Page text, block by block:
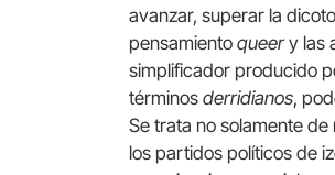
avanzar, superar la
pensamientoqueery las
simplificador producido
términosderridianos,
Se trata no solamente
los partidos políticos de